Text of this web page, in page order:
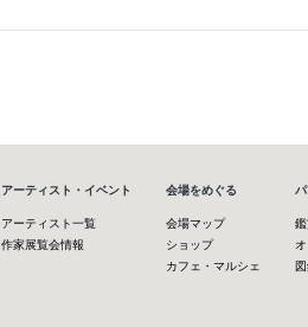
アーティスト・イベント
アーティスト一覧
作家展覧会情報
会場をめぐる
会場マップ
ショップ
カフェ・マルシェ